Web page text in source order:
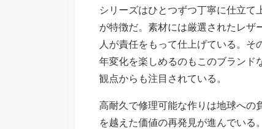
シリーズはひとつずつ丁寧に仕立
が特徴だ。素材には厳選されたレ
人が責任をもって仕上げている。
年変化を楽しめるのもこのブランド
観点からも注目されている。
高耐久で修理可能な作りは地球への
を越えた価値の再発見が進んでいる